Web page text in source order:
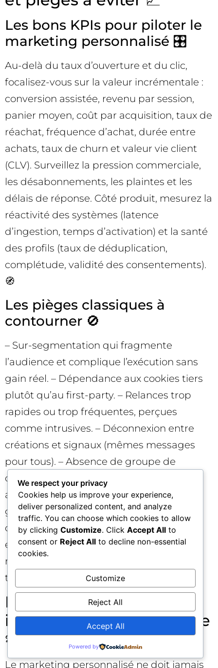
Les bons KPIs pour piloter le
marketing personnalisé 🎛️
Au-delà du taux d’ouverture et du clic,
focalisez-vous sur la valeur incrémentale :
conversion assistée, revenu par session,
panier moyen, coût par acquisition, taux de
réachat, fréquence d’achat, durée entre
achats, taux de churn et valeur vie client
(CLV). Surveillez la pression commerciale,
les désabonnements, les plaintes et les
délais de réponse. Côté produit, mesurez la
réactivité des systèmes (latence
d’ingestion, temps d’activation) et la santé
des profils (taux de déduplication,
complétude, validité des consentements).
🧭
Les pièges classiques à
contourner 🚫
– Sur-segmentation qui fragmente
l’audience et complique l’exécution sans
gain réel. – Dépendance aux cookies tiers
plutôt qu’au first-party. – Relances trop
rapides ou trop fréquentes, perçues
comme intrusives. – Déconnexion entre
créations et signaux (mêmes messages
pour tous). – Absence de groupe de
contrôle, rendant les gains difficiles à
attribuer. – Sous-estimation de la
gouvernance et des risques de non-
conformité. – “Prouesses” d’IA non
expliquées qui fragilisent la confiance. Le
remède : simplicité, discipline et
transparence. ✅
Personnaliser sans être
intrusif : l’art de l’équilibre
🎭
Le marketing personnalisé ne doit jamais
We respect your privacy
Cookies help us improve your experience,
deliver personalized content, and analyze
traffic. You can choose which cookies to allow
by clicking Customize. Click Accept All to
consent or Reject All to decline non-essential
cookies.
Customize
Reject All
Accept All
Powered by